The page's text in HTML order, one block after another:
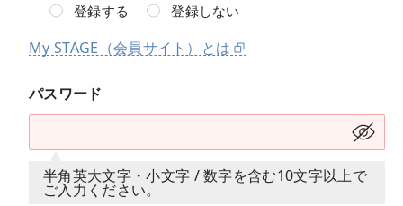
登録する 登録しない
My STAGE（会員サイト）とは
パスワード
半角英大文字・小文字 / 数字を含む10文字以上で
ご入力ください。